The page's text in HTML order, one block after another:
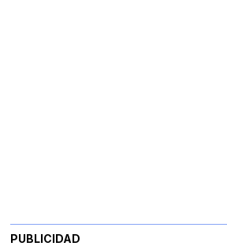
PUBLICIDAD